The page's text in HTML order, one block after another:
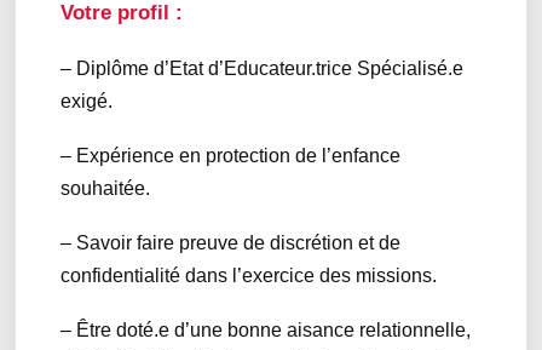
Votre profil :
– Diplôme d’Etat d’Educateur.trice Spécialisé.e
exigé.
– Expérience en protection de l’enfance
souhaitée.
– Savoir faire preuve de discrétion et de
confidentialité dans l’exercice des missions.
– Être doté.e d’une bonne aisance relationnelle,